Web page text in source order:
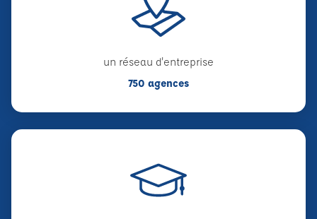
un réseau d'entreprise
750 agences